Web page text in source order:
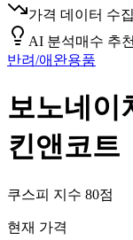
가격 데이터 수
AI 분석매수 추천
반려/애완용품
보노네이
킨앤코트
쿠스피 지수 80점
현재 가격